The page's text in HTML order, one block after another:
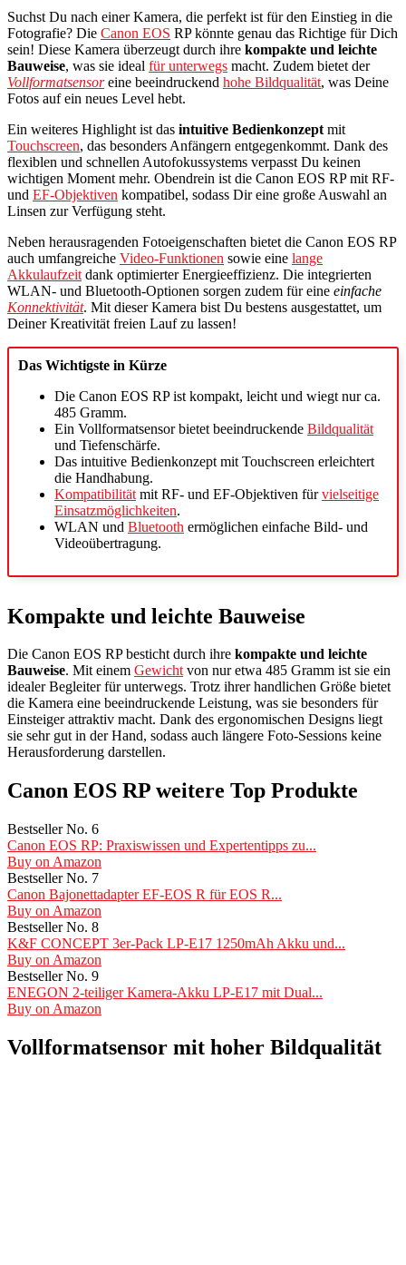
Suchst Du nach einer Kamera, die perfekt ist für den Einstieg in die
Fotografie? Die Canon EOS RP könnte genau das Richtige für Dich
sein! Diese Kamera überzeugt durch ihre kompakte und leichte
Bauweise, was sie ideal für unterwegs macht. Zudem bietet der
Vollformatsensoreine beeindruckend hohe Bildqualität, was Deine
Fotos auf ein neues Level hebt.
Ein weiteres Highlight ist das intuitive Bedienkonzept mit
Touchscreen, das besonders Anfängern entgegenkommt. Dank des
flexiblen und schnellen Autofokussystems verpasst Du keinen
wichtigen Moment mehr. Obendrein ist die Canon EOS RP mit RF-
und EF-Objektiven kompatibel, sodass Dir eine große Auswahl an
Linsen zur Verfügung steht.
Neben herausragenden Fotoeigenschaften bietet die Canon EOS RP
auch umfangreiche Video-Funktionen sowie eine lange
Akkulaufzeit dank optimierter Energieeffizienz. Die integrierten
WLAN- und Bluetooth-Optionen sorgen zudem für eine einfache
Konnektivität. Mit dieser Kamera bist Du bestens ausgestattet, um
Deiner Kreativität freien Lauf zu lassen!
Das Wichtigste in Kürze
Die Canon EOS RP ist kompakt, leicht und wiegt nur ca.
485 Gramm.
Ein Vollformatsensor bietet beeindruckende Bildqualität
und Tiefenschärfe.
Das intuitive Bedienkonzept mit Touchscreen erleichtert
die Handhabung.
Kompatibilität mit RF- und EF-Objektiven fürvielseitige
Einsatzmöglichkeiten.
WLAN und Bluetooth ermöglichen einfache Bild- und
Videoübertragung.
Kompakte und leichte Bauweise
Die Canon EOS RP besticht durch ihre kompakte und leichte
Bauweise. Mit einem Gewichtvon nur etwa 485 Gramm ist sie ein
idealer Begleiter für unterwegs. Trotz ihrer handlichen Größe bietet
die Kamera eine beeindruckende Leistung, was sie besonders für
Einsteiger attraktiv macht. Dank des ergonomischen Designs liegt
sie sehr gut in der Hand, sodass auch längere Foto-Sessions keine
Herausforderung darstellen.
Canon EOS RP weitere Top Produkte
Bestseller No. 6
Canon EOS RP: Praxiswissen und Expertentipps zu...
Buy on Amazon
Bestseller No. 7
Canon Bajonettadapter EF-EOS R für EOS R...
Buy on Amazon
Bestseller No. 8
K&F CONCEPT 3er-Pack LP-E17 1250mAh Akku und...
Buy on Amazon
Bestseller No. 9
ENEGON 2-teiliger Kamera-Akku LP-E17 mit Dual...
Buy on Amazon
Vollformatsensor mit hoher Bildqualität